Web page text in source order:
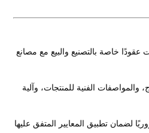
خاصة بالتصنيع والبيع مع مصانع
والمواصفات الفنية للمنتجات، وآلية
لضمان تطبيق المعايير المتفق عليها